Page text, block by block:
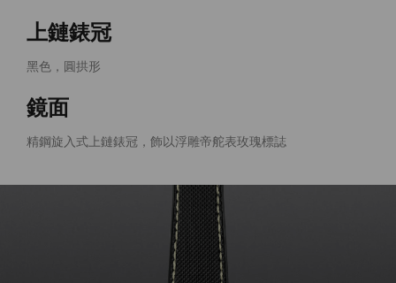
上鏈錶冠
黑色，圓拱形
鏡面
精鋼旋入式上鏈錶冠，飾以浮雕帝舵表玫瑰標誌